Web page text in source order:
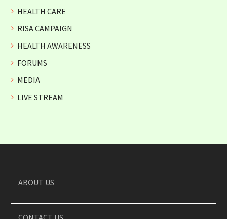
HEALTH CARE
RISA CAMPAIGN
HEALTH AWARENESS
FORUMS
MEDIA
LIVE STREAM
ABOUT US